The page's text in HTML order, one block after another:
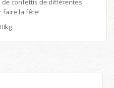
de confettis de différentes
faire la fête!